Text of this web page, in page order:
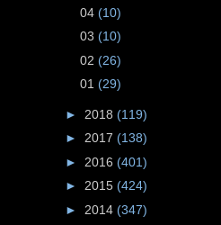
04 (10)
03 (10)
02 (26)
01 (29)
► 2018 (119)
► 2017 (138)
► 2016 (401)
► 2015 (424)
► 2014 (347)